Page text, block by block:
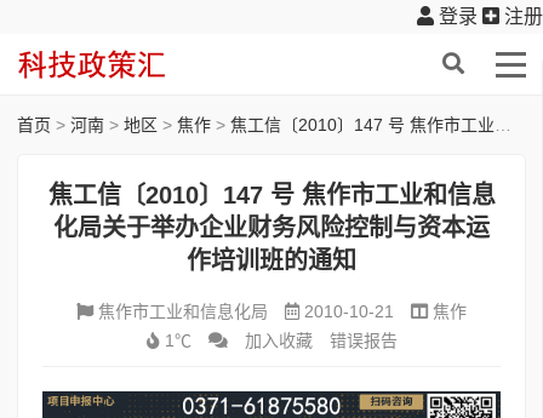
登录 注册
首页 > 河南 > 地区 > 焦作 > 焦工信〔2010〕147 号 焦作市工业和信息化局关于举办企业财务风险控制与资本运作培训班的通知
焦工信〔2010〕147 号 焦作市工业和信息
化局关于举办企业财务风险控制与资本运
作培训班的通知
焦作市工业和信息化局 2010-10-21
焦作
1℃
加入收藏 错误报告